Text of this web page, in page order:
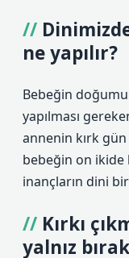
ne yapılır?
Bebeğin
yapılması
annenin kırk gün
bebeğin on ikide
inançların dini
Kırkı
yalnız